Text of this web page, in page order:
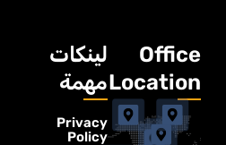
Office
Location
لينكات
مهمة
Privacy
Policy